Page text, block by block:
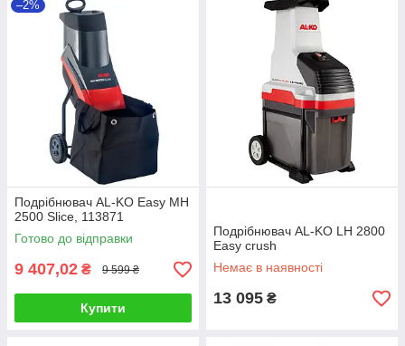
–2%
Подрібнювач AL-KO Easy MH
2500 Slice, 113871
Готово до відправки
9 407,02 ₴ 9 599 ₴
Купити
Подрібнювач AL-KO LH 2800
Easy crush
Немає в наявності
13 095 ₴